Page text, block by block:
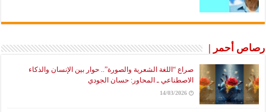
رصاص أحمر |
صراع “اللغة الشعرية والصورة”.. حوار بين الإنسان والذكاء
الاصطناعي ـ المحاور: حسان الجودي
14/03/2026